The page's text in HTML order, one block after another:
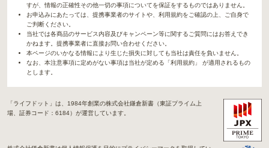
すが、情報の正確性その他一切の事項についてを保証をするものではありません。
お申込みにあたっては、提携事業者のサイトや、利用規約をご確認の上、ご自身で
ご判断ください。
当社では各商品のサービス内容及びキャンペーン等に関するご質問にはお答えでき
かねます。提携事業者に直接お問い合わせください。
本ページのいかなる情報により生じた損失に対しても当社は責任を負いません。
なお、本注意事項に定めがない事項は当社が定める「利用規約」 が適用されるもの
とします。
「ライフドット」は、1984年創業の株式会社鎌倉新書（東証プライム上
場、証券コード：6184）が運営しています。